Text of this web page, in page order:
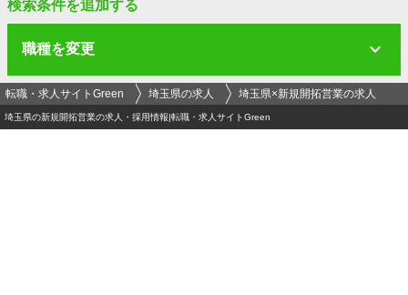
検索条件を追加する
職種を変更
転職・求人サイトGreen 埼玉県の求人 埼玉県×新規開拓営業の求人
埼玉県の新規開拓営業の求人・採用情報|転職・求人サイトGreen